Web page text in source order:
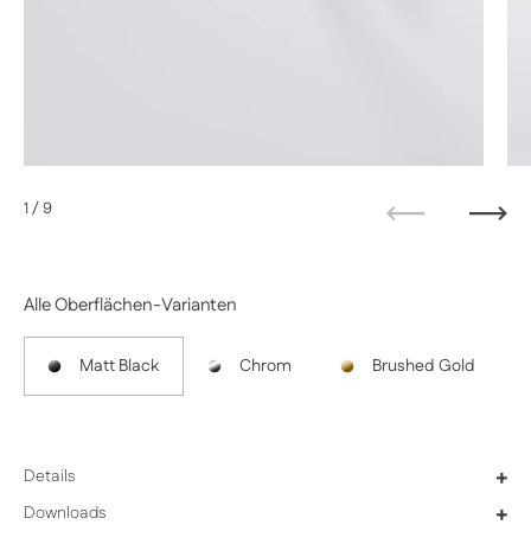
Alle Oberflächen-Varianten
Matt Black Chrom Brushed Gold
Details +
Downloads +
1/ 9